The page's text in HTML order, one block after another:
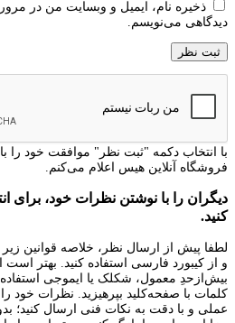
ذخیره نام، ایمیل و وبسایت من در
دیدگاهی می‌نویسم.
با انتخاب دکمه "ثبت نظر" موافقت خود را با
فروشگاه آنلاین هیس اعلام می‌کنم.
دیگران را با نوشتن نظرات خود، برای
کنید.
لطفا پیش از ارسال نظر، خلاصه قوانین
بیش‌از‌حدِ معمول، شکلک یا ایموجی
کلمات با صفحه‌کلید بپرهیزید. نظرات خود
عملی و با دقت به نکات فنی ارسال